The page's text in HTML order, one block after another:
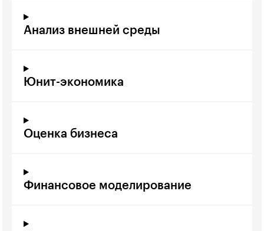
Анализ внешней среды
Юнит-экономика
Оценка бизнеса
Финансовое моделирование